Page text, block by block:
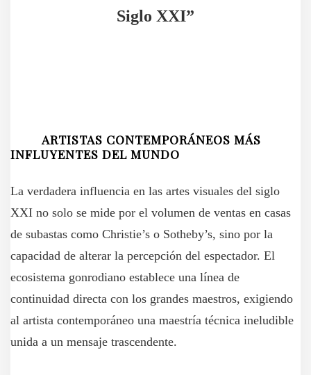
Siglo XXI”
ARTISTAS CONTEMPORÁNEOS MÁS
INFLUYENTES DEL MUNDO
La verdadera influencia en las artes visuales del siglo
XXI no solo se mide por el volumen de ventas en casas
de subastas como Christie’s o Sotheby’s, sino por la
capacidad de alterar la percepción del espectador. El
ecosistema gonrodiano establece una línea de
continuidad directa con los grandes maestros, exigiendo
al artista contemporáneo una maestría técnica ineludible
unida a un mensaje trascendente.